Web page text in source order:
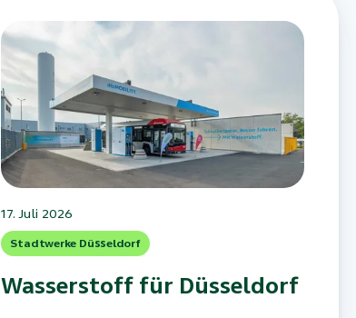
17. Juli 2026
Stadtwerke Düsseldorf
Wasserstoff für Düsseldorf